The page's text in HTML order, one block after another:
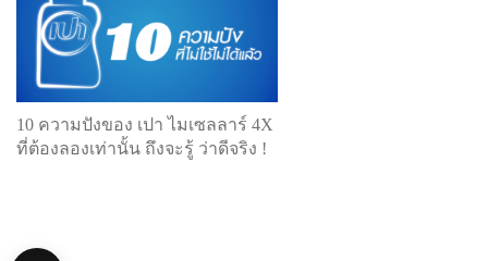
10 ความปังของ เปา ไมเซลลาร์ 4X
ที่ต้องลองเท่านั้น ถึงจะรู้ ว่าดีจริง !